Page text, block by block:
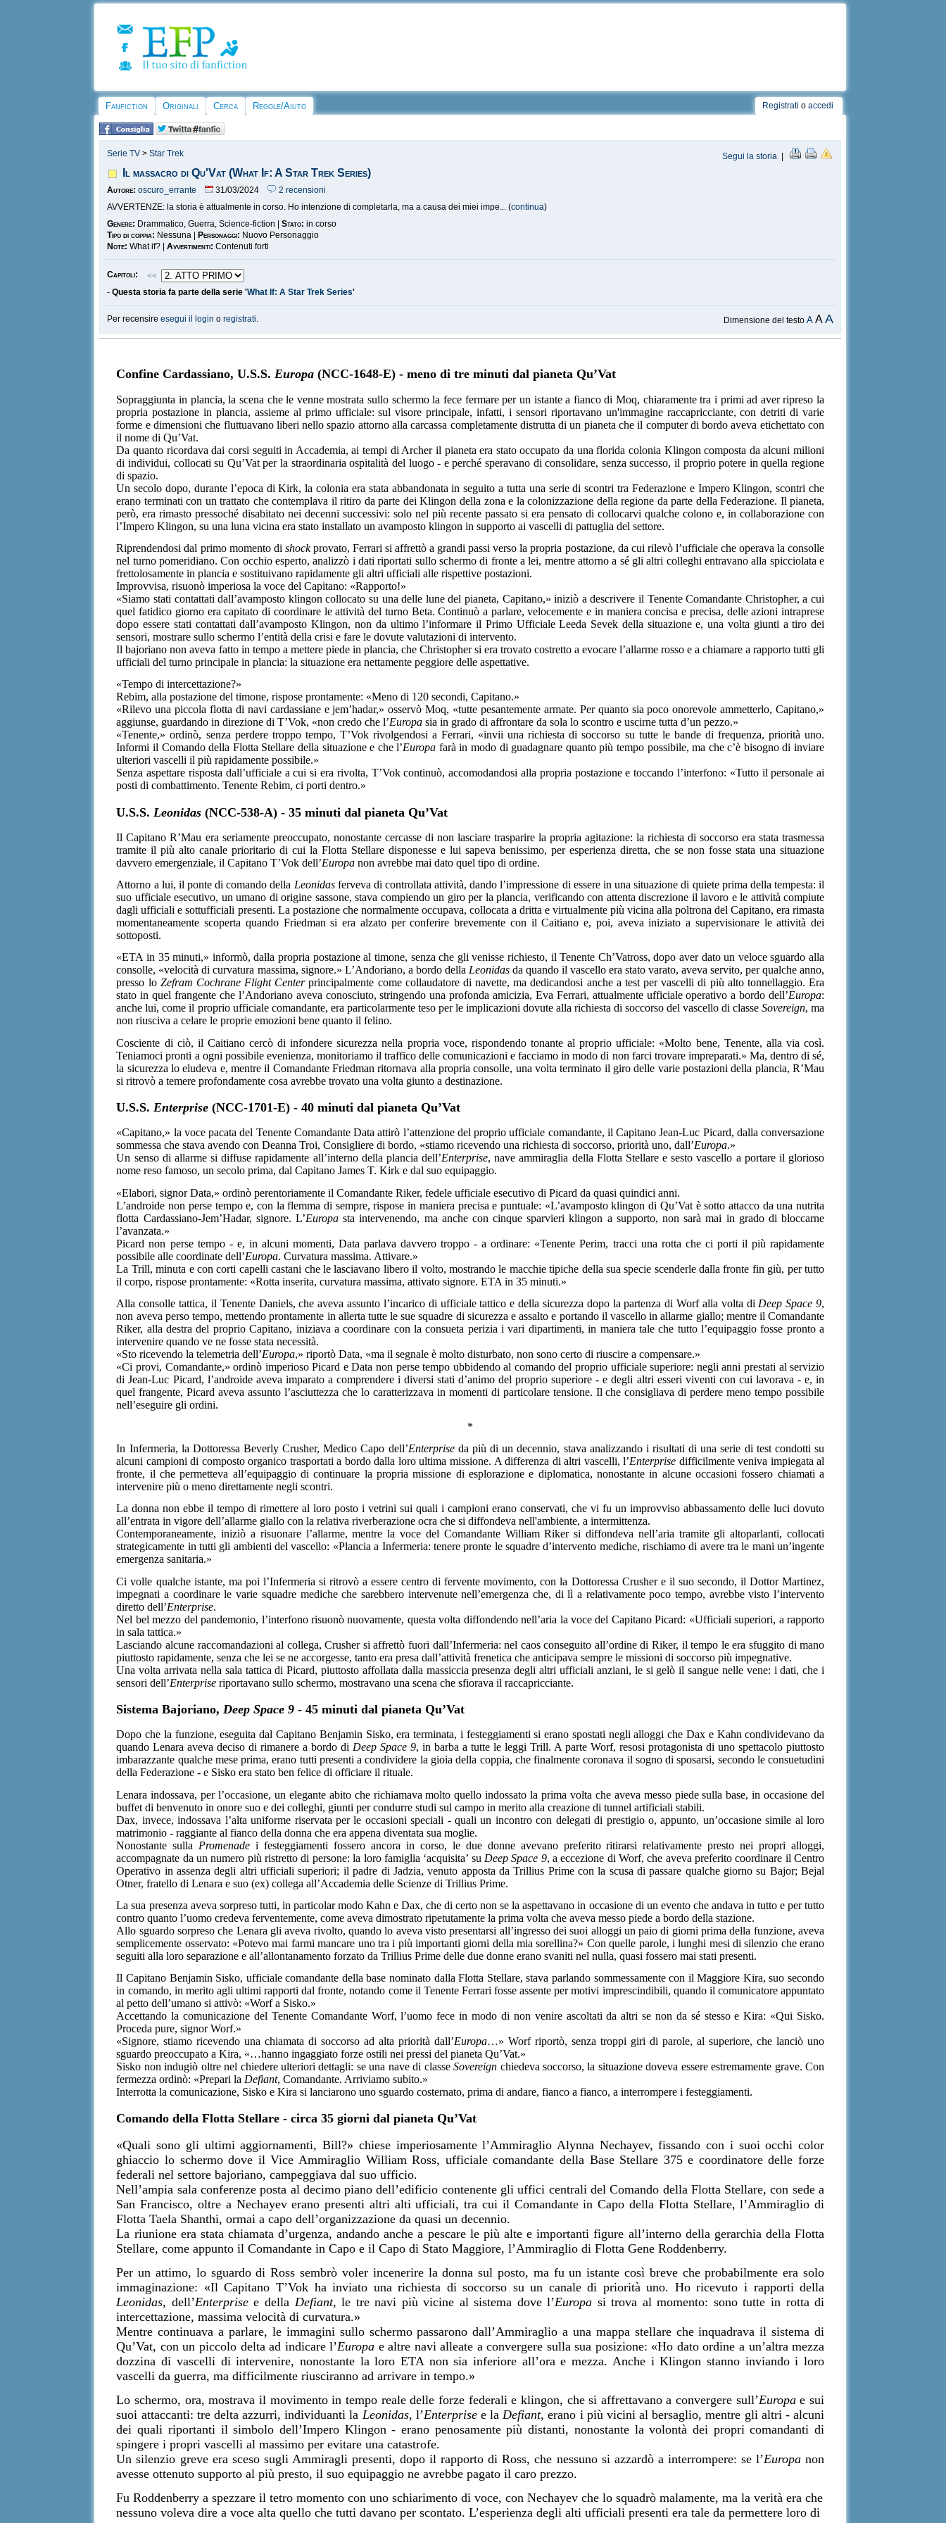
Fanfiction Originali Cerca Regole/Aiuto Registrati o accedi
Serie TV >Star Trek Segui la storia |
Il massacro di Qu'Vat (What If: A Star Trek Series)
Autore: oscuro_errante 31/03/2024
2 recensioni
AVVERTENZE: la storia è attualmente in corso. Ho intenzione di completarla, ma a causa dei miei impe... (continua)
Genere: Drammatico, Guerra, Science-fiction |Stato: in corso
Tipo di coppia: Nessuna | Personaggi: Nuovo Personaggio
Note: What if? |Avvertimenti: Contenuti forti
Capitoli:
<<
-Questa storia fa parte della serie 'What If: A Star Trek Series'
Per recensireesegui il login oregistrati. Dimensione del testoA AA
Confine Cardassiano, U.S.S.Europa (NCC-1648-E) - meno di tre minuti dal pianeta Qu’Vat
Sopraggiunta in plancia, la scena che le venne mostrata sullo schermo la fece fermare per un istante a fianco di Moq, chiaramente tra i primi ad aver ripreso la
propria postazione in plancia, assieme al primo ufficiale: sul visore principale, infatti, i sensori riportavano un'immagine raccapricciante, con detriti di varie
forme e dimensioni che fluttuavano liberi nello spazio attorno alla carcassa completamente distrutta di un pianeta che il computer di bordo aveva etichettato con
il nome di Qu’Vat.
Da quanto ricordava dai corsi seguiti in Accademia, ai tempi di Archer il pianeta era stato occupato da una florida colonia Klingon composta da alcuni milioni
di individui, collocati su Qu’Vat per la straordinaria ospitalità del luogo - e perché speravano di consolidare, senza successo, il proprio potere in quella regione
di spazio.
Un secolo dopo, durante l’epoca di Kirk, la colonia era stata abbandonata in seguito a tutta una serie di scontri tra Federazione e Impero Klingon, scontri che
erano terminati con un trattato che contemplava il ritiro da parte dei Klingon della zona e la colonizzazione della regione da parte della Federazione. Il pianeta,
però, era rimasto pressoché disabitato nei decenni successivi: solo nel più recente passato si era pensato di collocarvi qualche colono e, in collaborazione con
l’Impero Klingon, su una luna vicina era stato installato un avamposto klingon in supporto ai vascelli di pattuglia del settore.
Riprendendosi dal primo momento di shockprovato, Ferrari si affrettò a grandi passi verso la propria postazione, da cui rilevò l’ufficiale che operava la consolle
nel turno pomeridiano. Con occhio esperto, analizzò i dati riportati sullo schermo di fronte a lei, mentre attorno a sé gli altri colleghi entravano alla spicciolata e
frettolosamente in plancia e sostituivano rapidamente gli altri ufficiali alle rispettive postazioni.
Improvvisa, risuonò imperiosa la voce del Capitano: «Rapporto!»
«Siamo stati contattati dall’avamposto klingon collocato su una delle lune del pianeta, Capitano,» iniziò a descrivere il Tenente Comandante Christopher, a cui
quel fatidico giorno era capitato di coordinare le attività del turno Beta. Continuò a parlare, velocemente e in maniera concisa e precisa, delle azioni intraprese
dopo essere stati contattati dall’avamposto Klingon, non da ultimol’informare il Primo Ufficiale Leeda Sevek della situazione e, una volta giunti a tiro dei
sensori, mostrare sullo schermo l’entità della crisi e fare le dovute valutazioni di intervento.
Il bajoriano non aveva fatto in tempo a mettere piede in plancia, che Christopher si era trovato costretto a evocare l’allarme rosso e a chiamare a rapporto tutti gli
ufficiali del turno principale in plancia: la situazione era nettamente peggiore delle aspettative.
«Tempo di intercettazione?»
Rebim, alla postazione del timone, rispose prontamente: «Meno di 120 secondi, Capitano.»
«Rilevo una piccola flotta di navi cardassiane e jem’hadar,» osservò Moq, «tutte pesantemente armate. Per quanto sia poco onorevole ammetterlo, Capitano,»
aggiunse, guardando in direzione di T’Vok, «non credo che l’Europa sia in grado di affrontare da sola lo scontro e uscirne tutta d’un pezzo.»
«Tenente,» ordinò, senza perdere troppo tempo, T’Vok rivolgendosi a Ferrari, «invii una richiesta di soccorso su tutte le bande di frequenza, priorità uno.
Informi il Comando della Flotta Stellare della situazione e che l’Europa farà in modo di guadagnare quanto più tempo possibile, ma che c’è bisogno di inviare
ulteriori vascelli il più rapidamente possibile.»
Senza aspettare risposta dall’ufficiale a cui si era rivolta, T’Vok continuò, accomodandosi alla propria postazione e toccando l’interfono: «Tutto il personaleai
posti di combattimento. Tenente Rebim, ci porti dentro.»
U.S.S. Leonidas (NCC-538-A) - 35 minuti dal pianeta Qu’Vat
Il Capitano R’Mau era seriamente preoccupato, nonostante cercasse di non lasciare trasparire la propria agitazione: la richiesta di soccorso era stata trasmessa
tramite il più alto canale prioritario di cui la Flotta Stellare disponesse e lui sapeva benissimo, per esperienza diretta, che se non fosse stata una situazione
davvero emergenziale, il Capitano T’Vok dell’Europa non avrebbe mai dato quel tipo di ordine.
Attorno a lui, il ponte di comando della Leonidasferveva di controllata attività, dando l’impressione di essere in una situazione di quiete prima della tempesta: il
suo ufficiale esecutivo, un umano di origine sassone, stava compiendo un giro per la plancia, verificando con attenta discrezione il lavoro e le attività compiute
dagli ufficiali e sottufficiali presenti. La postazione che normalmente occupava, collocata a dritta e virtualmente più vicina alla poltrona del Capitano, era rimasta
momentaneamente scoperta quando Friedman si era alzato per conferire brevemente con il Caitiano e, poi, aveva iniziato a supervisionare le attività dei
sottoposti.
«ETA in 35 minuti,» informò, dalla propria postazione al timone, senza che gli venisse richiesto, il Tenente Ch’Vatross, dopo aver dato un veloce sguardo alla
consolle, «velocità di curvatura massima, signore.» L’Andoriano, a bordo della Leonidasda quando il vascello era stato varato, aveva servito, per qualche anno,
presso lo Zefram Cochrane Flight Centerprincipalmente come collaudatore di navette, ma dedicandosi anche a test per vascelli di più alto tonnellaggio. Era
stato in quel frangente che l’Andoriano aveva conosciuto, stringendo una profonda amicizia, Eva Ferrari, attualmente ufficiale operativo a bordo dell’Europa:
anche lui, come il proprio ufficiale comandante, era particolarmente teso per le implicazioni dovute alla richiesta di soccorso del vascello di classeSovereign, ma
non riusciva a celare le proprie emozioni bene quanto il felino.
Cosciente di ciò, il Caitiano cercò di infondere sicurezza nella propria voce, rispondendo tonante al proprio ufficiale: «Molto bene, Tenente, alla via così.
Teniamoci pronti a ogni possibile evenienza, monitoriamo il traffico delle comunicazioni e facciamo in modo di non farci trovare impreparati.» Ma, dentro di sé,
la sicurezza lo eludeva e, mentre il Comandante Friedman ritornava alla propria consolle, una volta terminato il giro delle varie postazioni della plancia, R’Mau
si ritrovò a temere profondamente cosa avrebbe trovato una volta giunto a destinazione.
U.S.S.Enterprise (NCC-1701-E) - 40 minuti dal pianeta Qu’Vat
«Capitano,» la voce pacata del Tenente Comandante Data attirò l’attenzione del proprio ufficiale comandante, il Capitano Jean-Luc Picard, dalla conversazione
sommessa che stava avendo con Deanna Troi, Consigliere di bordo, «stiamo ricevendo una richiesta di soccorso, priorità uno, dall’Europa.»
Un senso di allarme si diffuse rapidamente all’interno della plancia dell’Enterprise, nave ammiraglia della Flotta Stellare e sesto vascello a portare il glorioso
nome reso famoso, un secolo prima, dal Capitano James T. Kirk e dal suo equipaggio.
«Elabori, signor Data,» ordinò perentoriamente il Comandante Riker, fedele ufficiale esecutivo di Picard da quasi quindici anni.
L’androide non perse tempo e, con la flemma di sempre, rispose in maniera precisa e puntuale: «L’avamposto klingon di Qu’Vat è sotto attacco da una nutrita
flotta Cardassiano-Jem’Hadar, signore. L’Europasta intervenendo, ma anche con cinque sparvieri klingon a supporto, non sarà mai in grado di bloccarne
l’avanzata.»
Picard non perse tempo - e, in alcuni momenti, Data parlava davvero troppo - a ordinare: «Tenente Perim, tracci una rotta che ci porti il più rapidamente
possibile alle coordinate dell’Europa. Curvatura massima. Attivare.»
La Trill, minuta e con corti capelli castani che le lasciavano libero il volto, mostrando le macchie tipiche della sua specie scenderle dalla fronte fin giù, per tutto
il corpo, rispose prontamente: «Rotta inserita, curvatura massima, attivato signore. ETA in 35 minuti.»
Alla consolle tattica, il Tenente Daniels, che aveva assunto l’incarico di ufficiale tattico e della sicurezza dopo la partenza di Worf alla volta di Deep Space 9,
non aveva perso tempo, mettendo prontamente in allerta tutte le sue squadre di sicurezza e assalto e portando il vascello in allarme giallo; mentre il Comandante
Riker, alla destra del proprio Capitano, iniziava a coordinare con la consueta perizia i vari dipartimenti, in maniera tale che tutto l’equipaggio fosse pronto a
intervenire quando ve ne fosse stata necessità.
«Sto ricevendo la telemetria dell’Europa,» riportò Data, «ma il segnale è molto disturbato, non sono certo di riuscire a compensare.»
«Ci provi, Comandante,» ordinò imperioso Picard e Data non perse tempo ubbidendo al comando del proprio ufficiale superiore: negli anni prestati al servizio
di Jean-Luc Picard, l’androide aveva imparato a comprendere i diversi stati d’animo del proprio superiore - e degli altri esseri viventi con cui lavorava - e, in
quel frangente, Picard aveva assunto l’asciuttezza che lo caratterizzava in momenti di particolare tensione. Il che consigliava di perdere meno tempo possibile
nell’eseguire gli ordini.
*
In Infermeria, la Dottoressa Beverly Crusher, Medico Capo dell’Enterpriseda più di un decennio, stava analizzando i risultati di una serie di test condotti su
alcuni campioni di composto organico trasportati a bordo dalla loro ultima missione. A differenza di altri vascelli, l’Enterprise difficilmente veniva impiegata al
fronte, il che permetteva all’equipaggio di continuare la propria missione di esplorazione e diplomatica, nonostante in alcune occasioni fossero chiamati a
intervenire più o meno direttamente negli scontri.
La donna non ebbe il tempo di rimettere al loro posto i vetrini sui quali i campioni erano conservati, che vi fu un improvviso abbassamento delle luci dovuto
all’entrata in vigore dell’allarme giallo con la relativariverberazione ocra che si diffondeva nell'ambiente, a intermittenza.
Contemporaneamente, iniziò a risuonare l’allarme, mentre la voce del Comandante William Riker si diffondeva nell’aria tramite gli altoparlanti, collocati
strategicamente in tutti gli ambienti del vascello: «Plancia a Infermeria: tenere pronte le squadre d’intervento mediche, rischiamo di avere tra le mani un’ingente
emergenza sanitaria.»
Ci volle qualche istante, ma poi l’Infermeria si ritrovò a essere centro di fervente movimento, con la Dottoressa Crusher e il suo secondo, il Dottor Martinez,
impegnati a coordinare le varie squadre mediche che sarebbero intervenute nell’emergenza che, di lì a relativamente poco tempo, avrebbe visto l’intervento
diretto dell’Enterprise.
Nel bel mezzo del pandemonio, l’interfono risuonò nuovamente, questa volta diffondendo nell’aria la voce del Capitano Picard: «Ufficiali superiori, a rapporto
in sala tattica.»
Lasciando alcune raccomandazioni al collega, Crusher si affrettò fuori dall’Infermeria: nel caos conseguito all’ordine di Riker, il tempo le era sfuggito di mano
piuttosto rapidamente, senza che lei se ne accorgesse, tanto era presa dall’attività frenetica che anticipava sempre le missioni di soccorso più impegnative.
Una volta arrivata nella sala tattica di Picard, piuttosto affollata dalla massiccia presenza degli altri ufficiali anziani, le si gelò il sangue nelle vene: i dati, che i
sensori dell’Enterprise riportavano sullo schermo, mostravano una scena che sfiorava il raccapricciante.
Sistema Bajoriano,Deep Space 9 - 45 minuti dal pianeta Qu’Vat
Dopo che la funzione, eseguita dal Capitano Benjamin Sisko, era terminata, i festeggiamenti si erano spostati negli alloggi che Dax e Kahn condividevano da
quando Lenara aveva deciso di rimanere a bordo diDeep Space 9, in barba a tutte le leggi Trill. A parte Worf, resosi protagonista di uno spettacolo piuttosto
imbarazzante qualche mese prima, erano tutti presenti a condividere la gioia della coppia, che finalmente coronava il sogno di sposarsi, secondo le consuetudini
della Federazione - e Sisko era stato ben felice di officiare il rituale.
Lenara indossava, per l’occasione, un elegante abito che richiamava molto quello indossato la prima volta che aveva messo piede sulla base, in occasione del
buffet di benvenuto in onore suo e dei colleghi, giunti per condurre studi sul campo in merito alla creazione di tunnel artificiali stabili.
Dax, invece, indossava l’alta uniforme riservata per le occasioni speciali - quali un incontro con delegati di prestigio o, appunto, un’occasione simile al loro
matrimonio - raggiante al fianco della donna che era appena diventata sua moglie.
Nonostante sulla Promenade i festeggiamenti fossero ancora in corso, le due donne avevano preferito ritirarsi relativamente presto nei propri alloggi,
accompagnate da un numero più ristretto di persone: la loro famiglia ‘acquisita’ su Deep Space 9, a eccezione di Worf, che aveva preferito coordinare il Centro
Operativo in assenza degli altri ufficiali superiori; il padre di Jadzia, venuto apposta da Trillius Prime con la scusa di passare qualche giorno su Bajor; Bejal
Otner, fratello di Lenara e suo (ex) collega all’Accademia delle Scienze di Trillius Prime.
La sua presenza aveva sorpreso tutti, in particolar modo Kahn e Dax, che di certo non se la aspettavano in occasione di un evento che andava in tutto e per tutto
contro quanto l’uomo credeva ferventemente, come aveva dimostrato ripetutamente la prima volta che aveva messo piede a bordo della stazione.
Allo sguardo sorpreso che Lenara gli aveva rivolto, quando lo aveva visto presentarsi all’ingresso dei suoi alloggi un paio di giorni prima della funzione, aveva
semplicemente osservato: «Potevo mai farmi mancare uno tra i più importanti giorni della mia sorellina?» Con quelle parole, i lunghi mesi di silenzio che erano
seguiti alla loro separazione e all’allontanamento forzato da Trillius Prime delle due donne erano svaniti nel nulla, quasi fossero mai stati presenti.
Il Capitano Benjamin Sisko, ufficiale comandante della base nominato dalla Flotta Stellare, stava parlando sommessamente con il Maggiore Kira, suo secondo
in comando, in merito agli ultimi rapporti dal fronte, notando come il Tenente Ferrari fosse assente per motivi imprescindibili, quando il comunicatore appuntato
al petto dell’umano si attivò: «Worf a Sisko.»
Accettando la comunicazione del Tenente Comandante Worf, l’uomo fece in modo di non venire ascoltati da altri se non da sé stesso e Kira: «Qui Sisko.
Proceda pure, signor Worf.»
«Signore, stiamo ricevendo una chiamata di soccorso ad alta priorità dall’Europa…» Worf riportò, senza troppi giri di parole, al superiore, che lanciò uno
sguardo preoccupato a Kira, «…hanno ingaggiato forze ostili nei pressi del pianeta Qu’Vat.»
Sisko non indugiò oltre nel chiedere ulteriori dettagli: se una nave di classeSovereign chiedeva soccorso, la situazione doveva essere estremamente grave. Con
fermezza ordinò: «Prepari la Defiant, Comandante. Arriviamo subito.»
Interrotta la comunicazione, Sisko e Kira si lanciarono uno sguardo costernato, prima di andare, fianco a fianco, a interrompere i festeggiamenti.
Comando della Flotta Stellare - circa 35 giorni dal pianeta Qu’Vat
«Quali sono gli ultimi aggiornamenti, Bill?» chiese imperiosamente l’Ammiraglio Alynna Nechayev, fissando con i suoi occhi color
ghiaccio lo schermo dove il Vice Ammiraglio William Ross, ufficiale comandante della Base Stellare 375 e coordinatore delle forze
federali nel settore bajoriano, campeggiava dal suo ufficio.
Nell’ampia sala conferenze posta al decimo piano dell’edificio contenente gli uffici centrali del Comando della Flotta Stellare, con sede a
San Francisco, oltre a Nechayev erano presenti altri alti ufficiali, tra cui il Comandante in Capo della Flotta Stellare, l’Ammiraglio di
Flotta Taela Shanthi, ormai a capo dell’organizzazione da quasi un decennio.
La riunione era stata chiamata d’urgenza, andando anche a pescare le più alte e importanti figure all’interno della gerarchia della Flotta
Stellare, come appunto il Comandante in Capo e il Capo di Stato Maggiore, l’Ammiraglio di Flotta Gene Roddenberry.
Per un attimo, lo sguardo di Ross sembrò voler incenerire la donna sul posto, ma fu un istante così breve che probabilmente era solo
immaginazione: «Il Capitano T’Vok ha inviato una richiesta di soccorso su un canale di priorità uno. Ho ricevuto i rapporti della
Leonidas, dell’Enterprisee della Defiant, le tre navi più vicine al sistema dove l’Europa si trova al momento: sono tutte in rotta di
intercettazione, massima velocità di curvatura.»
Mentre continuava a parlare, le immagini sullo schermo passarono dall’Ammiraglio a una mappa stellare che inquadrava il sistema di
Qu’Vat, con un piccolo delta ad indicare l’Europa e altre navi alleate a convergere sulla sua posizione: «Ho dato ordine a un’altra mezza
dozzina di vascelli di intervenire, nonostante la loro ETA non sia inferiore all’ora e mezza. Anche i Klingon stanno inviando i loro
vascelli da guerra, ma difficilmente riusciranno ad arrivare in tempo.»
Lo schermo, ora, mostrava il movimento in tempo reale delle forze federali e klingon, che si affrettavano a convergere sull’Europae sui
suoi attaccanti: tre delta azzurri, individuanti la Leonidas, l’Enterprisee laDefiant, erano i più vicini al bersaglio, mentre gli altri - alcuni
dei quali riportanti il simbolo dell’Impero Klingon - erano penosamente più distanti, nonostante la volontà dei propri comandanti di
spingere i propri vascelli al massimo per evitare una catastrofe.
Un silenzio greve era sceso sugli Ammiragli presenti, dopo il rapporto di Ross, che nessuno si azzardò a interrompere: se l’Europa non
avesse ottenuto supporto al più presto, il suo equipaggio ne avrebbe pagato il caro prezzo.
Fu Roddenberry a spezzare il tetro momento con uno schiarimento di voce, con Nechayev che lo squadrò malamente, ma la verità era che
nessuno voleva dire a voce alta quello che tutti davano per scontato. L’esperienza degli alti ufficiali presenti era tale da permettere loro di